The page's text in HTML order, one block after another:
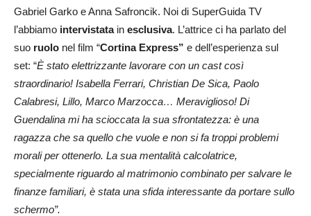
Gabriel Garko e Anna Safroncik. Noi di SuperGuida TV
l’abbiamo intervistatain esclusiva. L’attrice ci ha parlato del
suo ruolo nel film “Cortina Express” e dell’esperienza sul
set: “È stato elettrizzante lavorare con un cast così
straordinario! Isabella Ferrari, Christian De Sica, Paolo
Calabresi, Lillo, Marco Marzocca… Meraviglioso! Di
Guendalina mi ha scioccata la sua sfrontatezza: è una
ragazza che sa quello che vuole e non si fa troppi problemi
morali per ottenerlo. La sua mentalità calcolatrice,
specialmente riguardo al matrimonio combinato per salvare le
finanze familiari, è stata una sfida interessante da portare sullo
schermo”.